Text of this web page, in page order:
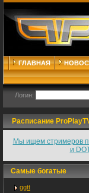
ГЛАВНАЯ
Логин:
Расписание
Мы ищем стримеров
и
Самые богатые
ggtt